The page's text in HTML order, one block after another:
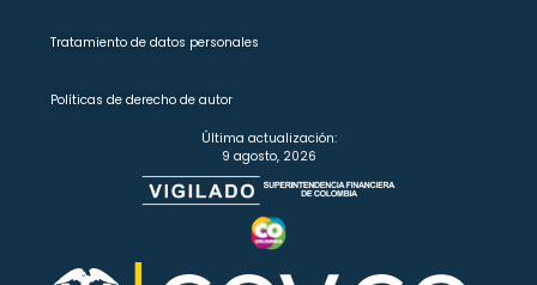
Tratamiento de datos personales
Políticas de derecho de autor
Última actualización:
9 agosto, 2026